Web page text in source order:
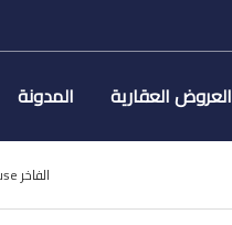
العروض العقارية المدونة
شقق للبيع في دبي ضمن مشروع Riverton House الفاخر